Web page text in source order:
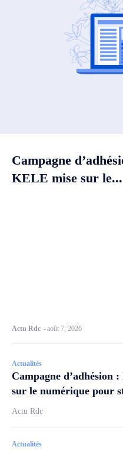
Campagne
KELE mise sur le...
Actu Rdc -août 7, 2026
Actualités
Campagne d’adhésion
sur le numérique pour
Actu Rdc
Actualités